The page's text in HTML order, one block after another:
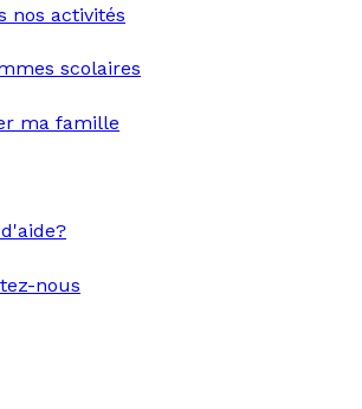
nos activités
scolaires
ma famille
nous